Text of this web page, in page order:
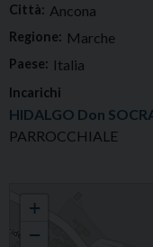
Città: Ancona
Regione: Marche
Paese: Italia
Incarichi
HIDALGO Don
PARROCCHIALE
PARROCCHIA S.
+
−